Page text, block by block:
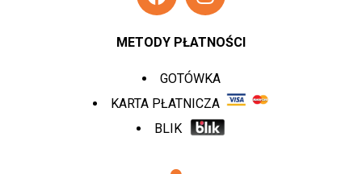
METODY PŁATNOŚCI
GOTÓWKA
KARTA PŁATNICZA
BLIK